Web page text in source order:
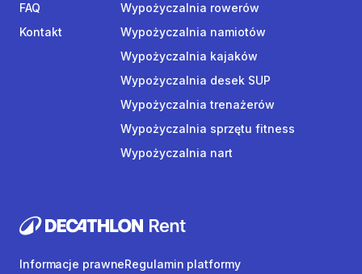
FAQ
Kontakt
Wypożyczalnia rowerów
Wypożyczalnia namiotów
Wypożyczalnia kajaków
Wypożyczalnia desek SUP
Wypożyczalnia trenażerów
Wypożyczalnia sprzętu fitness
Wypożyczalnia nart
Informacje prawneRegulamin platformy